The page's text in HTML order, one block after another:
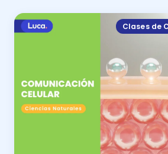
Clases de